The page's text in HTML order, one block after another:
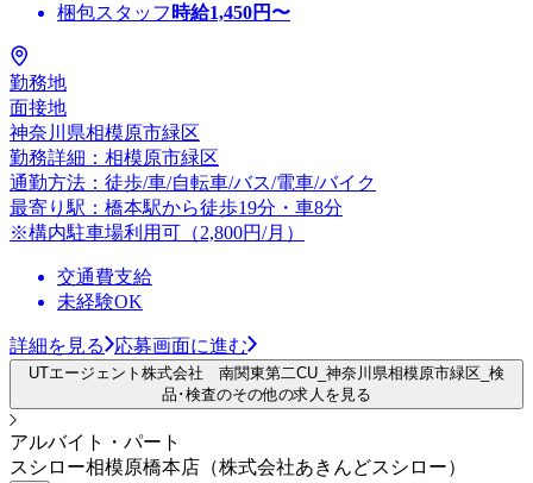
梱包スタッフ 時給1,450円〜
勤務地
面接地
神奈川県相模原市緑区
勤務詳細：相模原市緑区
通勤方法：徒歩/車/自転車/バス/電車/バイク
最寄り駅：橋本駅から徒歩19分・車8分
※構内駐車場利用可（2,800円/月）
交通費支給
未経験OK
詳細を見る 応募画面に進む
UTエージェント株式会社 南関東第二CU_神奈川県相模原市緑区_検
品･検査のその他の求人を見る
アルバイト・パート
スシロー相模原橋本店（株式会社あきんどスシロー）